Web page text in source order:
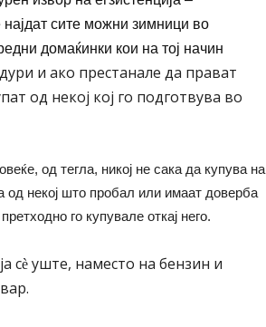
сите можни зимници во
домаќинки кои на тој начин
и ако престанале да прават
од некој кој го подготвува во
од тегла, никој не сака да купува на
од некој што пробал или имаат доверба
го купувале откај него.
сè уште, наместо на бензин и